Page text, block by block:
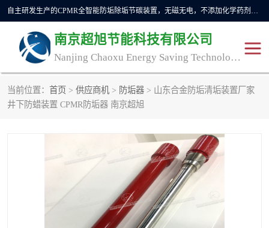
自主研发生产的CPMR全智能防垢除垢节碳装置，无磁无电，不添加化学药剂，*了国内纯物理除垢技术领域空白，其性能处于国际领先水平。广泛应用于石油炼化、钢铁冶炼、电力、煤矿、化工、供暖、压铸、汽车制造、涉水家电等行业。
南京超旭节能科技有限公司
Nanjing Chaoxu Energy Saving Technology Co., Ltd
当前位置： 首页 > 供应商机 > 防垢器 > 山东合金防垢清垢装置厂家
井下防蜡装置 CPMR防垢器 南京超旭
CPMR
碳装置
CPMR油田井下防垢防蜡 物理防垢器生产制造商
防蜡除蜡
锅炉除垢
CPMR商用防垢器/家用防